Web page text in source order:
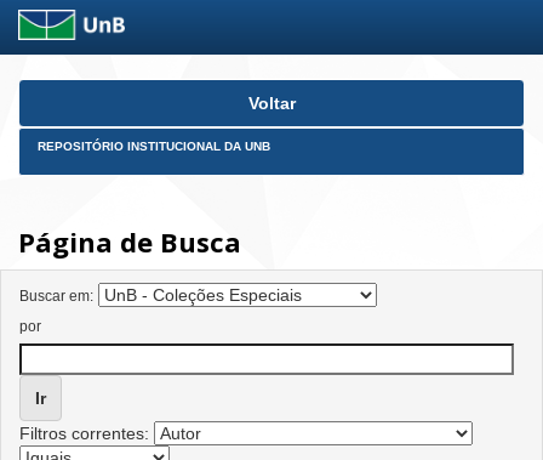
Skip
Voltar
REPOSITÓRIO INSTITUCIONAL DA UNB
Página de Busca
Buscar em:
por
Filtros correntes: